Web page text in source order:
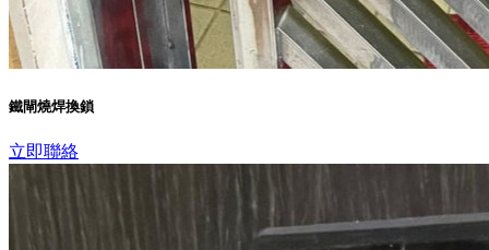
鐵閘燒焊換鎖
立即聯絡